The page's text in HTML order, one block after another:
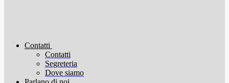
Contatti
Contatti
Segreteria
Dove siamo